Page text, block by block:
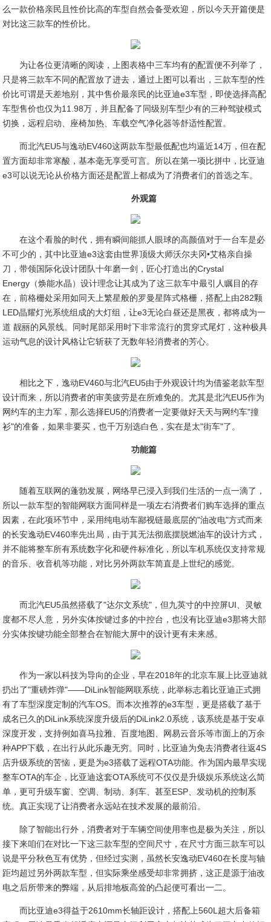
么一款价格亲民且性价比高的车型自然会备受欢迎，所以今天开篇便是
对比这三款车的性价比。
为让各位更清晰的阅读，上图表格中三车均有的配置便不列举了，
只是将三款车不同的配置放了进去，通过上图可以看出，三款车型的性
价比可谓是天差地别，其中售价最亲民的比亚迪e3车型，即使选择高配
车型售价也仅为11.98万，并且配备了同级别车型少有的三种驾驶模式
切换，远程启动、座椅加热、车载空气净化器等舒适性配置。
而北汽EU5与逸动EV460这两款车型最低配也均逼近14万，但在配
置方面却非常寒酸，基本毫无享受可言。所以在第一项比拼中，比亚迪
e3可以说无论从价格方面还是配置上都成为了消费者们的首选之车。
外观篇
在这个看脸的时代，拥有瞬间能抓人眼球的高颜值对于一台车是必
不可少的，其中比亚迪e3这套由世界顶级大师沃尔夫冈•艾格亲自操
刀，带领国际化设计团队十年磨一剑，匠心打造出的Crystal
Energy（焕能水晶）设计理念让其成为了这三款车中最引人瞩目的存
在，前格栅处采用如同天上繁星般的罗曼星阵式格栅，搭配上由282颗
LED晶耀灯光系统组成的大灯组，让e3无论白昼还是黑夜，都将成为一
道 靓丽的风景线。同时尾部采用时下非常流行的贯穿式尾灯，这种极具
运动气息的设计风格让它斩获了无数年轻消费者的芳心。
相比之下，逸动EV460与北汽EU5由于外观设计均为借鉴老款车型
设计而来，所以消费者的审美疲劳是在所难免的。尤其是北汽EU5作为
网约车的主力军，那么选择EU5的消费者一定要做好天天与网约车"撞
衫"的准备，如果非要买，也千万别选白色，实在是太"街车"了。
功能篇
随着互联网的蓬勃发展，网络早已浸入到我们生活的一点一滴了，
所以一款车型的智能网联方面同样是一项左右消费者们购车选择的重点
因素，在此项环节中，采用纯电动车鄙视链最底层的"油改电"方式而来
的长安逸动EV460率先出局，由于其无法彻底摆脱燃油车的设计方式，
并不能将整车所有系统数字化和硬件标准化，所以车机系统仅支持常规
的音乐、收音机等功能，对比另外两款车简直是上世纪的感觉。
而北汽EU5虽然搭载了"达尔文系统"，但九英寸的中控屏UI、灵敏
度都不尽人意，另外实体按键过多的中控台，也没有比亚迪e3那将大部
分实体按键功能全部整合在智能大屏中的设计更有未来感。
作为一家以科技为导向的企业，早在2018年的北京车展上比亚迪就
扔出了"重磅炸弹"——DiLink智能网联系统，此举标志着比亚迪正式拥
有了车型深度定制的汽车OS。而本次推荐的e3车型，更是搭载了基于
成名已久的DiLink系统深度升级后的DiLink2.0系统，该系统是基于安卓
深度开发，支持例如喜马拉雅、百度地图、网易云音乐等市面上的万余
种APP下载，在出行从此乐趣无穷。同时，比亚迪为免去消费者往返4S
店升级系统的苦恼，更是为e3搭载了远程OTA功能。作为国内最早实现
整车OTA的车企，比亚迪这套OTA系统可不仅仅是升级娱乐系统这么简
单，更可升级车窗、空调、制动、刹车、甚至ESP、发动机的控制系
统。真正实现了让消费者永远站在技术发展的最前沿。
除了智能出行外，消费者对于车辆空间使用率也是极为关注，所以
接下来咱们在对比一下这三款车型的空间尺寸，在尺寸方面三款车可以
说是平分秋色互有优势，但经过实测，虽然长安逸动EV460在长度与轴
距均超过另外两款车型，但实际乘坐感受却非常拥挤，这正是源于油改
电之后所带来的弊端，从后排地板高耸的凸起便可看出一二。
而比亚迪e3得益于2610mm长轴距设计，搭配上560L超大后备箱